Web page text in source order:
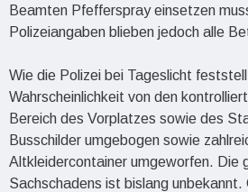
Beamten Pfefferspray einsetzen
Polizeiangaben blieben jedoch alle
Wie die Polizei bei Tageslicht
Wahrscheinlichkeit von den
Bereich des Vorplatzes sowie des
Busschilder umgebogen sowie
Altkleidercontainer umgeworfen. Die
Sachschadens ist bislang